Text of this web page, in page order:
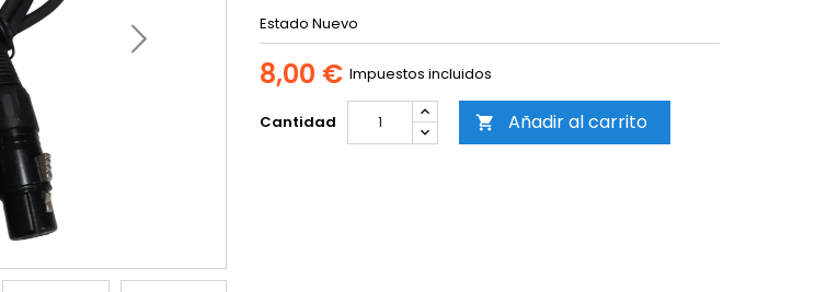
Estado Nuevo
8,00 € Impuestos incluidos
Cantidad  Añadir al carrito